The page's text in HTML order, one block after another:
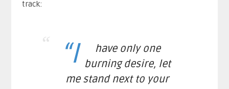
track:
“I
have only one
burning desire, let
me stand next to your